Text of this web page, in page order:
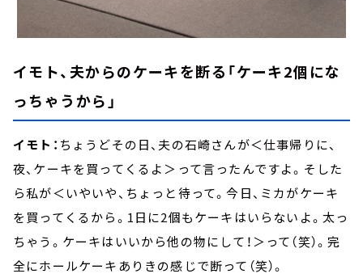
イモト、夫からのケーキを断る「ケーキ2個にな
っちゃうから」
イモト： ちょうどその日、夫の石崎さんが＜仕事帰りに、
夜、ケーキを買ってくるよ＞って言ったんですよ。そした
ら私が＜いやいや、ちょっと待って。今日、ミカがケーキ
を買ってくるから。1日に2個もケーキはいらないよ。太っ
ちゃう。ケーキはいいから他の物にして！＞って（笑）。完
全にホールケーキありきの感じで断って（笑）。